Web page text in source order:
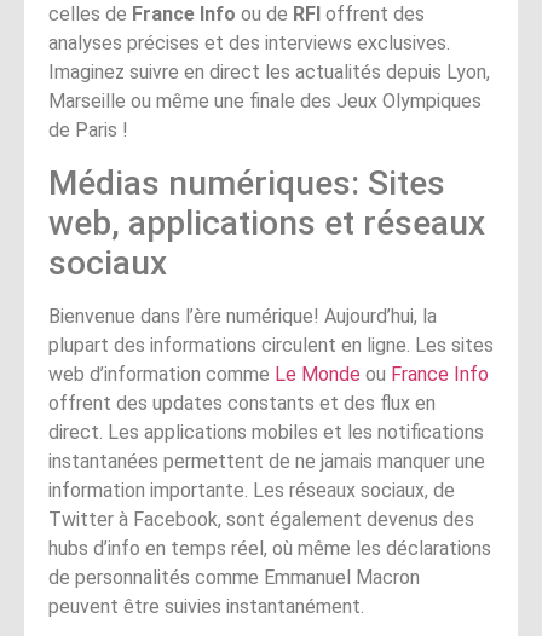
celles de France Info ou de RFI offrent des
analyses précises et des interviews exclusives.
Imaginez suivre en direct les actualités depuis Lyon,
Marseille ou même une finale des Jeux Olympiques
de Paris !
Médias numériques: Sites
web, applications et réseaux
sociaux
Bienvenue dans l’ère numérique! Aujourd’hui, la
plupart des informations circulent en ligne. Les sites
web d’information comme Le Monde ou France Info
offrent des updates constants et des flux en
direct. Les applications mobiles et les notifications
instantanées permettent de ne jamais manquer une
information importante. Les réseaux sociaux, de
Twitter à Facebook, sont également devenus des
hubs d’info en temps réel, où même les déclarations
de personnalités comme Emmanuel Macron
peuvent être suivies instantanément.